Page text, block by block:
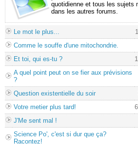
quotidienne et tous les sujets
dans les autres forums.
Le mot le plus...
Comme le souffe d'une mitochondrie.
Et toi, qui es-tu ?
A quel point peut on se fier aux prévisions
?
Question existentielle du soir
Votre metier plus tard!
J'Me sent mal !
Science Po', c'est si dur que ça?
Racontez!